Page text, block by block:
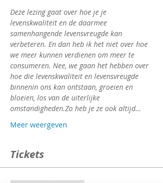
Deze lezing gaat over hoe je je
levenskwaliteit en de daarmee
samenhangende levensvreugde kan
verbeteren. En dan heb ik het niet over hoe
we meer kunnen verdienen om meer te
consumeren. Nee, we gaan het hebben over
hoe die levenskwaliteit en levensvreugde
binnenin ons kan ontstaan, groeien en
bloeien, los van de uiterlijke
omstandigheden.Zo heb je ze ook altijd…
Meer weergeven
Tickets